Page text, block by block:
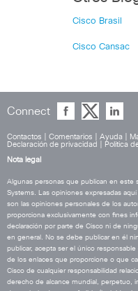
Cisco Brasil
Cisco Cansac
Connect
Contactos Comentarios Ayuda
Declaración de privacidad
Política
Nota legal
Algunas personas que publican en este
Systems. Las opiniones expresadas
son las opiniones personales de los
proporciona exclusivamente con fines
declaración por parte de Cisco ni de
en general. No se debe publicar en él
publicar, acepta ser el único
de los enlaces que proporcione o que
Cisco de cualquier responsabilidad
derecho de alcance mundial, perpetuo,